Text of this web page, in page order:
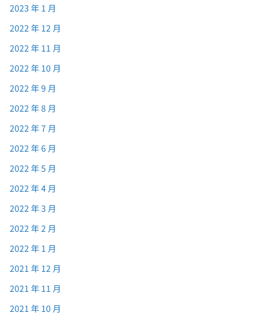
2023 年 1 月
2022 年 12 月
2022 年 11 月
2022 年 10 月
2022 年 9 月
2022 年 8 月
2022 年 7 月
2022 年 6 月
2022 年 5 月
2022 年 4 月
2022 年 3 月
2022 年 2 月
2022 年 1 月
2021 年 12 月
2021 年 11 月
2021 年 10 月